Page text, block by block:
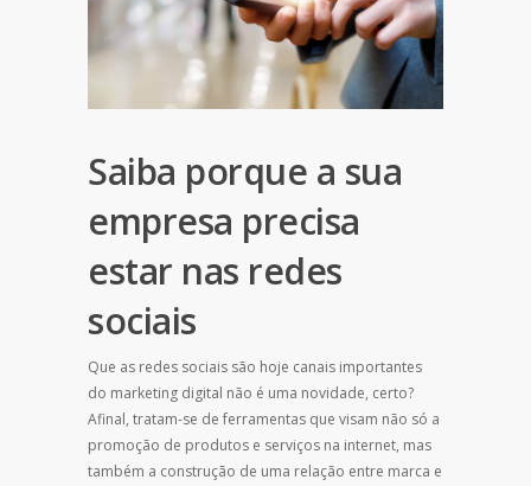
Saiba porque a sua
empresa precisa
estar nas redes
sociais
Que as redes sociais são hoje canais importantes
do marketing digital não é uma novidade, certo?
Afinal, tratam-se de ferramentas que visam não só a
promoção de produtos e serviços na internet, mas
também a construção de uma relação entre marca e